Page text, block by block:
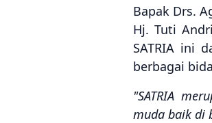
Bapak Drs.
Hj. Tuti
SATRIA ini
berbagai
"SATRIA
muda baik di